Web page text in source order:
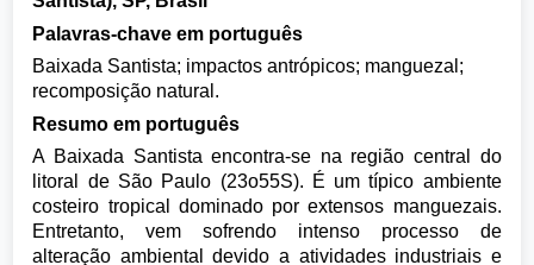
Palavras-chave em português
Baixada Santista; impactos antrópicos; manguezal;
recomposição natural.
Resumo em português
A Baixada Santista encontra-se na região central do
litoral de São Paulo (23o55S). É um típico ambiente
costeiro tropical dominado por extensos manguezais.
Entretanto, vem sofrendo intenso processo de
alteração ambiental devido a atividades industriais e